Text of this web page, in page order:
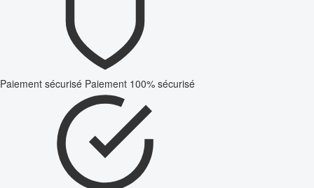
Paiement sécurisé Paiement 100% sécurisé